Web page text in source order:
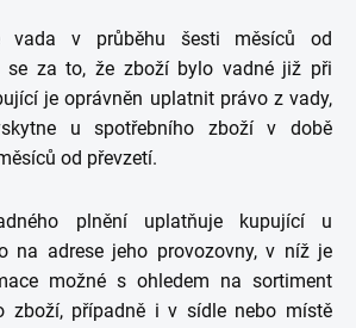
vada v průběhu šesti měsíců od
se za to, že zboží bylo vadné již při
je oprávněn uplatnit právo z vady,
u spotřebního zboží v době
od převzetí.
plnění uplatňuje kupující u
na adrese jeho provozovny, v níž je
možné s ohledem na sortiment
zboží, případně i v sídle nebo místě